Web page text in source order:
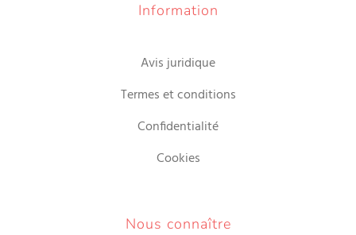
Information
Avis juridique
Termes et conditions
Confidentialité
Cookies
Nous connaître